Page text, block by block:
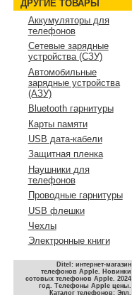
ДРУГИЕ ТОВАРЫ
Аккумуляторы для
телефонов
Сетевые зарядные
устройства (СЗУ)
Автомобильные
зарядные устройства
(АЗУ)
Bluetooth гарнитуры
Карты памяти
USB дата-кабели
Защитная пленка
Наушники для
телефонов
Проводные гарнитуры
USB флешки
Чехлы
Электронные книги
Ditel: интернет-магазин
телефонов Apple. Новинки
сотовых телефонов Apple. 2024
год. Телефоны Apple цены.
Каталог телефонов: Эпл.